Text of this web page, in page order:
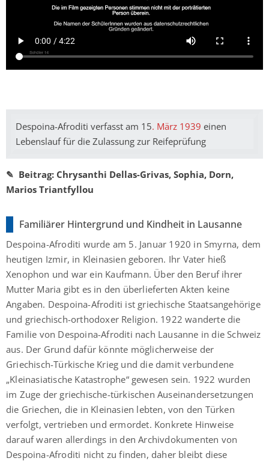
Despoina-Afroditi verfasst am 15. März 1939 einen
Lebenslauf für die Zulassung zur Reifeprüfung
✎ Beitrag: Chrysanthi Dellas-Grivas, Sophia, Dorn,
Marios Triantfyllou
Familiärer Hintergrund und Kindheit in Lausanne
Despoina-Afroditi wurde am 5. Januar 1920 in Smyrna, dem
heutigen Izmir, in Kleinasien geboren. Ihr Vater hieß
Xenophon und war ein Kaufmann. Über den Beruf ihrer
Mutter Maria gibt es in den überlieferten Akten keine
Angaben. Despoina-Afroditi ist griechische Staatsangehörige
und griechisch-orthodoxer Religion. 1922 wanderte die
Familie von Despoina-Afroditi nach Lausanne in die Schweiz
aus. Der Grund dafür könnte möglicherweise der
Griechisch-Türkische Krieg und die damit verbundene
„Kleinasiatische Katastrophe“ gewesen sein. 1922 wurden
im Zuge der griechische-türkischen Auseinandersetzungen
die Griechen, die in Kleinasien lebten, von den Türken
verfolgt, vertrieben und ermordet. Konkrete Hinweise
darauf waren allerdings in den Archivdokumenten von
Despoina-Afroditi nicht zu finden, daher bleibt diese